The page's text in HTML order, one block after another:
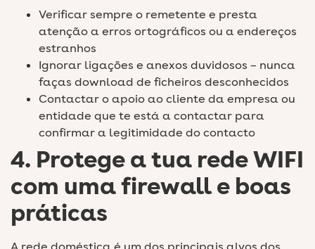
Verificar sempre o remetente e presta
atenção a erros ortográficos ou a endereços
estranhos
Ignorar ligações e anexos duvidosos – nunca
faças download de ficheiros desconhecidos
Contactar o apoio ao cliente da empresa ou
entidade que te está a contactar para
confirmar a legitimidade do contacto
4. Protege a tua rede WIFI
com uma firewall e boas
práticas